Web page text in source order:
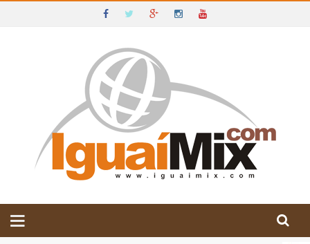
IGUAÍ E SUDOESTE DA BAHIA